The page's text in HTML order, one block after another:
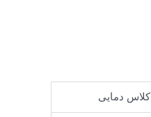
کلاس دمایی